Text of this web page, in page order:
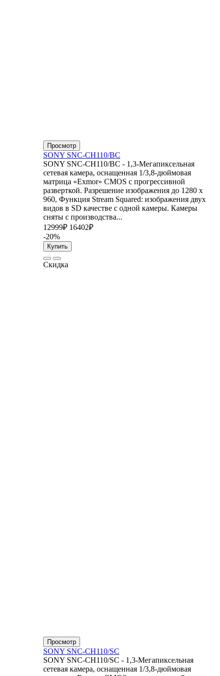
Просмотр
SONY SNC-CH110/BC
SONY SNC-CH110/BC - 1,3-Мегапиксельная
сетевая камера, оснащенная 1/3,8-дюймовая
матрица «Exmor» CMOS с прогрессивной
разверткой. Разрешение изображения до 1280 x
960, Функция Stream Squared: изображения двух
видов в SD качестве с одной камеры. Камеры
сняты с производства...
12999₽ 16402₽
-20%
Купить
Скидка
Просмотр
SONY SNC-CH110/SC
SONY SNC-CH110/SC - 1,3-Мегапиксельная
сетевая камера, оснащенная 1/3,8-дюймовая